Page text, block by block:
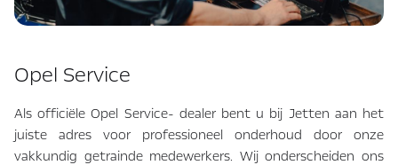
Opel Service
Als officiële Opel Service- dealer bent u bij Jetten aan het
juiste adres voor professioneel onderhoud door onze
vakkundig getrainde medewerkers. Wij onderscheiden ons